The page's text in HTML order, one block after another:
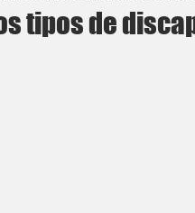
tipos de
de 5 estrellas.